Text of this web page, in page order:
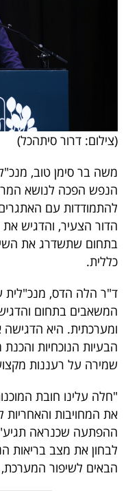
ניוזלטרים
אדום
פרסמו
באייס
עקבו
אחרינו:
(צילום: דרור סיתהכל)
משה בר סימן טוב,
הנפש הפכה לנושא
להתמודדות עם
הדור הצעיר, והדגיש
בתחום שתשדרג את
כללית.
ד"ר הלה הדס, מנכ"לית
המשאבים בתחום
ומערכתית. היא
הבעיות הנוכחיות
שמירה על רעננות
"חלה עלינו חובת
את המחויבות
ההפתעה שכנראה
לבחון את מצב בריאות
הבאים לשיפור